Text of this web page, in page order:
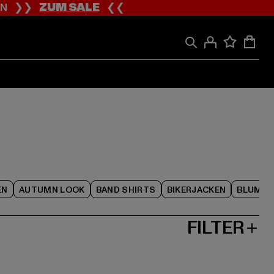
❯❯ZUM SALE❮❮
AUTUMN LOOK BAND SHIRTS BIKERJACKEN
FILTER